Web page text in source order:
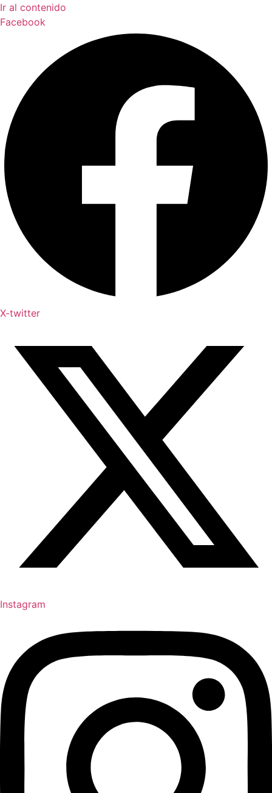
Ir al contenido
Facebook
X-twitter
Instagram